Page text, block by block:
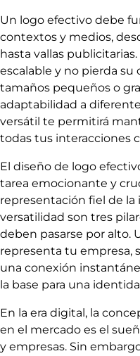
Un logo efectivo debe
contextos y medios,
hasta vallas
escalable y no pierda
tamaños pequeños o
adaptabilidad a
versátil te permitirá
todas tus interacciones
El diseño de logo
tarea emocionante y
representación fiel de la
versatilidad son tres
deben pasarse por alto.
representa tu empresa,
una conexión
la base para una
En la era digital, la
en el mercado es el
y empresas. Sin